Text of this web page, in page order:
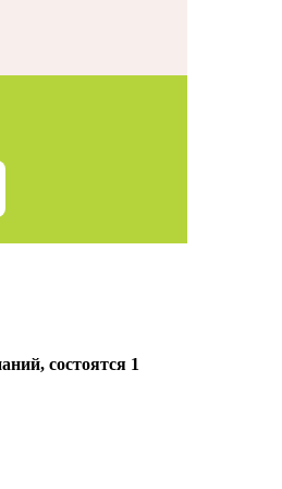
состоятся 1